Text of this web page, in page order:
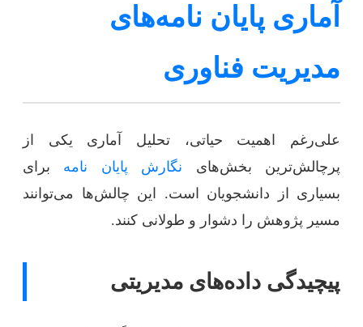
آماری پایان نامه‌های
مدیریت فناوری
علی‌رغم اهمیت حیاتی، تحلیل آماری یکی از
پرچالش‌ترین بخش‌های نگارش پایان نامه برای
بسیاری از دانشجویان است. این چالش‌ها می‌توانند
مسیر پژوهش را دشوار و طولانی کنند.
پیچیدگی داده‌های مدیریتی